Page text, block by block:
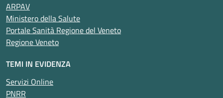
ARPAV
Ministero della Salute
Portale Sanità Regione del Veneto
Regione Veneto
TEMI IN EVIDENZA
Servizi Online
PNRR